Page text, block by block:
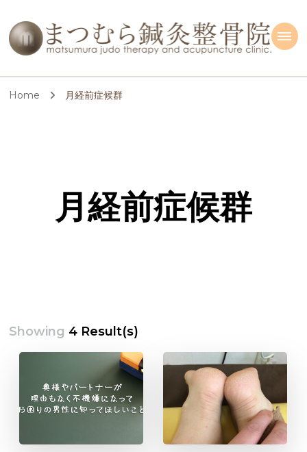
西宮の整体 鍼灸 腰痛
坐骨神経痛 肩こりは
ジ治療ならまつむら鍼灸整骨院
Home
月経前症候群
月経前症候群
Showing 4 Result(s)